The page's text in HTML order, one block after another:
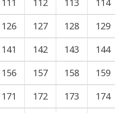
111 112 113
114
126 127 128
129
141 142 143
144
156 157 158
159
171 172 173
174